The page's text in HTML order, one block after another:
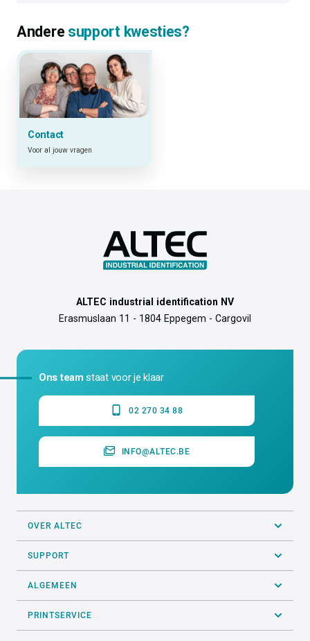
Andere support kwesties?
Contact
Voor al jouw vragen
ALTEC industrial identification NV
Erasmuslaan 11 - 1804 Eppegem - Cargovil
Ons team staat voor je klaar
02 270 34 88
INFO@ALTEC.BE
OVER ALTEC
SUPPORT
ALGEMEEN
PRINTSERVICE